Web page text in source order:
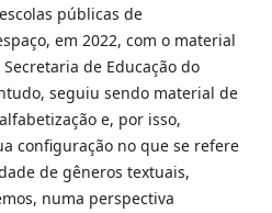
públicas de
em 2022, com o material
de Educação do
seguiu sendo material de
e, por isso,
configuração no que se refere
de gêneros textuais,
numa perspectiva